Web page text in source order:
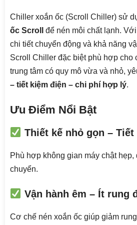
Chiller xoắn ốc (Scroll Chiller) sử
ốc Scroll
để nén môi chất lạnh.
chi tiết chuyển động và khả năng
Scroll Chiller đặc biệt phù hợp cho
trung tâm có quy mô vừa và nhỏ,
– tiết kiệm điện – chi phí hợp lý.
Ưu Điểm Nổi Bật
Thiết kế nhỏ gọn –
Phù hợp không gian máy chật hẹp,
chuyển.
Vận hành êm – Ít rung
Cơ chế nén xoắn ốc giúp giảm